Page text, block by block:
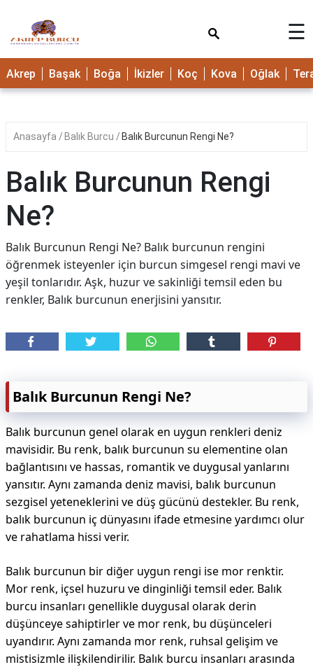
☰
Akrep Başak Boğa İkizler Koç Kova Oğlak
Anasayfa Balık Burcu Balık Burcunun Rengi Ne?
Balık Burcunun Rengi
Ne?
Balık Burcunun Rengi Ne? Balık burcunun rengini
öğrenmek isteyenler için burcun simgesel rengi mavi ve
yeşil tonlarıdır. Aşk, huzur ve sakinliği temsil eden bu
renkler, Balık burcunun enerjisini yansıtır.
Balık Burcunun Rengi Ne?
Balık burcunun genel olarak en uygun renkleri deniz
mavisidir. Bu renk, balık burcunun su elementine olan
bağlantısını ve hassas, romantik ve duygusal yanlarını
yansıtır. Aynı zamanda deniz mavisi, balık burcunun
sezgisel yeteneklerini ve düş gücünü destekler. Bu renk,
balık burcunun iç dünyasını ifade etmesine yardımcı olur
ve rahatlama hissi verir.
Balık burcunun bir diğer uygun rengi ise mor renktir.
Mor renk, içsel huzuru ve dinginliği temsil eder. Balık
burcu insanları genellikle duygusal olarak derin
düşünceye sahiptirler ve mor renk, bu düşünceleri
uyandırır. Aynı zamanda mor renk, ruhsal gelişim ve
mistisizmle ilişkilendirilir. Balık burcu insanları arasında